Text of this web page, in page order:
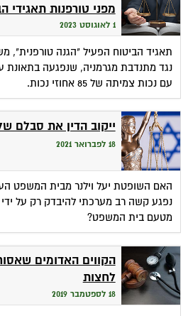
מפני טורפנות תאגידי
1 לאוגוסט 2023
תאגיד הביטוח הפעיל "הגנה טורפנית",
נגד מתנדבת מגרמניה, שנפגעה בתאונת
עם נכות צמיתה של 85 אחוזי נכות.
ייקוב הדין את סבלם
18 לפברואר 2021
האם השופטת יעל וילנר מבית המשפט
נפגע קשה רב מערכתי להיבדק רק על ידי
מטעם בית המשפט?
הקווים האדומים
לחצות
18 לספטמבר 2019